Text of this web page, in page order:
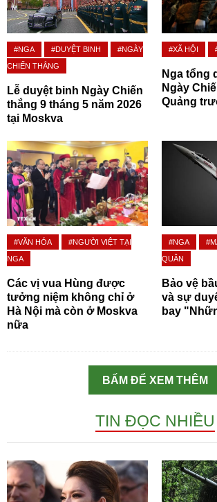
#NGA #DUYỆT BINH
#NGÀY
CHIẾN THẮNG
Lễ duyệt binh Ngày Chiến
thắng 9 tháng 5 năm 2026
tại Moskva
#XÃ HỘI
Nga tổng
Ngày
Quảng
#VĂN HÓA
#NGƯỜI VIỆT TẠI
NGA
Các vị vua Hùng được
tưởng niệm không chỉ ở
Hà Nội mà còn ở Moskva
nữa
#NGA
QUÂN
Bảo vệ
và sự
bay
BẤM ĐỂ XEM THÊM
TIN ĐỌC NHIỀU